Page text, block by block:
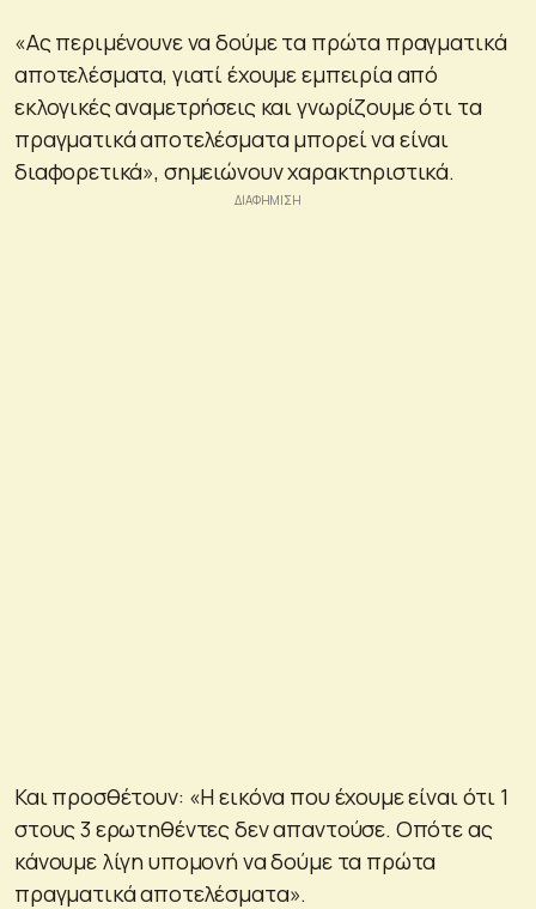
«Ας περιμένουνε να δούμε τα πρώτα πραγματικά
αποτελέσματα, γιατί έχουμε εμπειρία από
εκλογικές αναμετρήσεις και γνωρίζουμε ότι τα
πραγματικά αποτελέσματα μπορεί να είναι
διαφορετικά», σημειώνουν χαρακτηριστικά.
Και προσθέτουν: «Η εικόνα που έχουμε είναι ότι 1
στους 3 ερωτηθέντες δεν απαντούσε. Οπότε ας
κάνουμε λίγη υπομονή να δούμε τα πρώτα
πραγματικά αποτελέσματα».